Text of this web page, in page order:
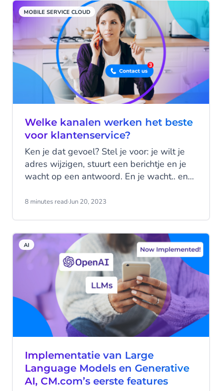
MOBILE SERVICE CLOUD
Welke kanalen werken het beste
voor klantenservice?
Ken je dat gevoel? Stel je voor: je wilt je
adres wijzigen, stuurt een berichtje en je
wacht op een antwoord. En je wacht.. en
wachten, of probeer je het via een ander
makkelijk bereiken via hun favoriete
kanaal?
8 minutes read·Jun 20, 2023
AI
Implementatie van Large
Language Models en Generative
AI, CM.com’s eerste features